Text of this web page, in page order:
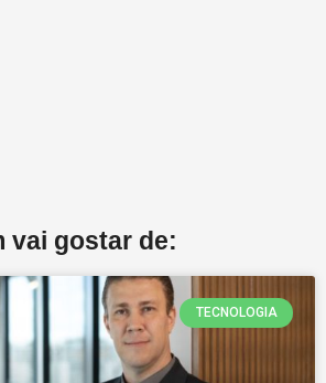
vai gostar de:
TECNOLOGIA